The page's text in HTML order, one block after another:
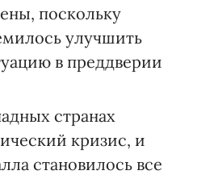
поскольку
улучшить
в преддверии
странах
кризис, и
становилось все